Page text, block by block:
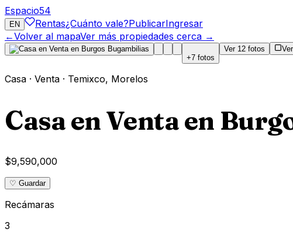
Espacio54
EN Rentas¿Cuánto vale?PublicarIngresar
←Volver al mapaVer más propiedades cerca →
+7 fotos
Ver 12 fotos
Casa · Venta · Temixco, Morelos
Casa en Venta en
$9,590,000
♡ Guardar
Recámaras
3